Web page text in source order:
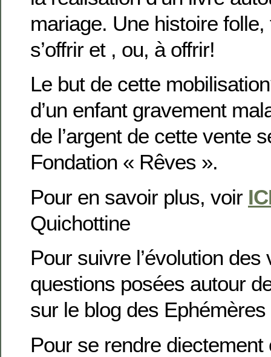
mariage. Une histoire
s’offrir et , ou, à offrir!
Le but de cette
d’un enfant gravement
de l’argent de cette vente
Fondation « Rêves ».
Pour en savoir plus, voir
Quichottine
Pour suivre l’évolution des
questions posées autour
sur le blog des Ephémères
Pour se rendre